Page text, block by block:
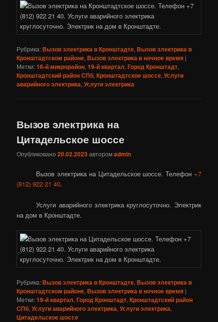
Рубрика:Вызов электрика в Кронштадте,Вызов электрика в
Кронштадтском районе,Вызов электрика в ночное время |
Метки:16-й микрорайон,19-й квартал,Город Кронштадт,
Кронштадтский район СПб,Кронштадтское шоссе,Услуги
аварийного электрика,Услуги электрика
Вызов электрика на
Цитадельское шоссе
Опубликовано20.02.2023авторомadmin
Вызов электрика на Цитадельское шоссе. Телефон +7
(812) 922 21 40.
Услуги аварийного электрика круглосуточно. Электрик
на дом в Кронштадте.
Рубрика:Вызов электрика в Кронштадте,Вызов электрика в
Кронштадтском районе,Вызов электрика в ночное время |
Метки:19-й квартал,Город Кронштадт,Кронштадтский район
СПб,Услуги аварийного электрика,Услуги электрика,
Цитадельское шоссе